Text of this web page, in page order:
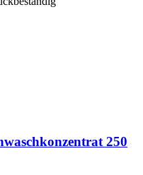
250